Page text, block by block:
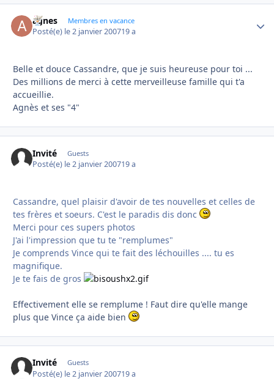
agnes Membres en vacance
Posté(e) le 2 janvier 200719 a
Belle et douce Cassandre, que je suis heureuse pour toi ...
Des millions de merci à cette merveilleuse famille qui t'a
accueillie.
Agnès et ses "4"
Invité Guests
Posté(e) le 2 janvier 200719 a
Cassandre, quel plaisir d'avoir de tes nouvelles et celles de
tes frères et soeurs. C'est le paradis dis donc
Merci pour ces supers photos
J'ai l'impression que tu te "remplumes"
Je comprends Vince qui te fait des léchouilles .... tu es
magnifique.
Je te fais de gros
Effectivement elle se remplume ! Faut dire qu'elle mange
plus que Vince ça aide bien
Invité Guests
Posté(e) le 2 janvier 200719 a